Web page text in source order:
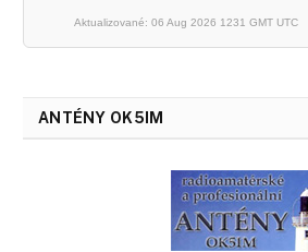
Aktualizované: 06 Aug 2026 1231 GMT UTC
ANTÉNY OK5IM